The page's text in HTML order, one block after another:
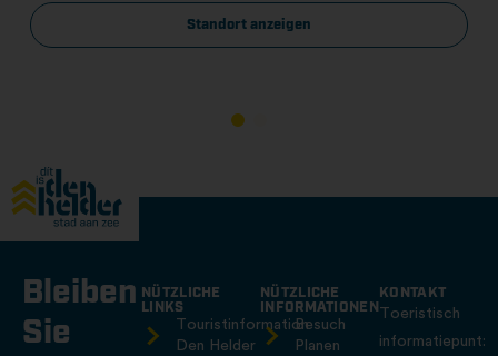
Standort anzeigen
Bleiben
Sie
NÜTZLICHE
LINKS
Touristinformation
Den Helder
NÜTZLICHE
INFORMATIONEN
Besuch
Planen
KONTAKT
Toeristisch
informatiepunt: